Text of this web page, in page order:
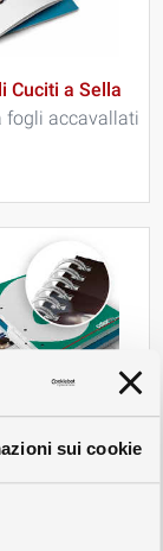
sui cookie
Cuciti a Sella
fogli accavallati
a Schede